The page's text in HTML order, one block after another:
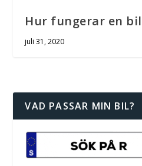
Hur fungerar en
juli 31, 2020
VAD PASSAR MIN BIL?